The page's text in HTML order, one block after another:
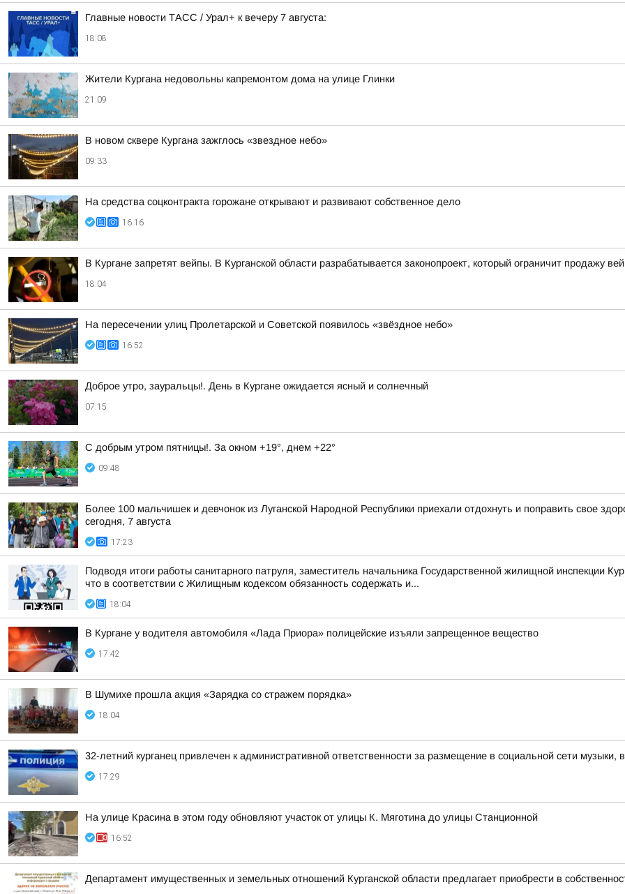
Главные новости ТАСС / Урал+ к вечеру 7 августа:
18:08
Жители Кургана недовольны капремонтом дома на улице Глинки
21:09
В новом сквере Кургана зажглось «звездное небо»
09:33
На средства соцконтракта горожане открывают и развивают собственное дело
16:16
В Кургане запретят вейпы. В Курганской области разрабатывается законопроект, который ограничит продажу
18:04
На пересечении улиц Пролетарской и Советской появилось «звёздное небо»
16:52
Доброе утро, зауральцы!. День в Кургане ожидается ясный и солнечный
07:15
С добрым утром пятницы!. За окном +19°, днем +22°
09:48
Более 100 мальчишек и девчонок из Луганской Народной Республики приехали отдохнуть и поправить свое
сегодня, 7 августа
17:23
Подводя итоги работы санитарного патруля, заместитель начальника Государственной жилищной инспекции
что в соответствии с Жилищным кодексом обязанность содержать и...
18:04
В Кургане у водителя автомобиля «Лада Приора» полицейские изъяли запрещенное вещество
17:42
В Шумихе прошла акция «Зарядка со стражем порядка»
18:04
32-летний курганец привлечен к административной ответственности за размещение в социальной сети
17:29
На улице Красина в этом году обновляют участок от улицы К. Мяготина до улицы Станционной
16:52
Департамент имущественных и земельных отношений Курганской области предлагает приобрести в